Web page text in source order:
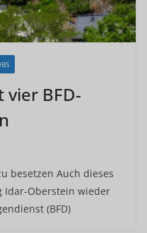
BFD-
besetzen Auch dieses
Idar-Oberstein wieder
(BFD)